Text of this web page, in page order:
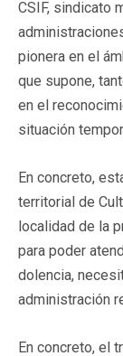
CSIF, sindicato
pionera en el
que supone,
en el
situación
En concreto,
territorial de
localidad de la
para poder
dolencia,
administración
En concreto, el